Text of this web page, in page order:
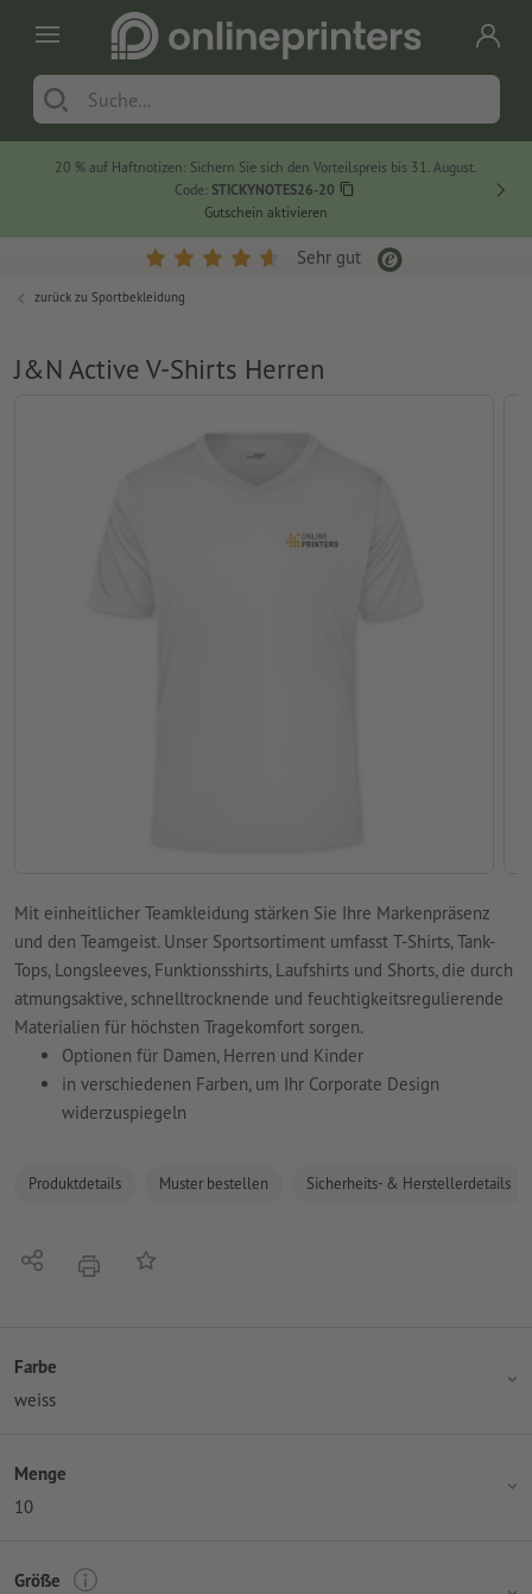
20 % auf Haftnotizen: Sichern Sie sich den Vorteilspreis bis 31. August.
Code: STICKYNOTES26-20
Gutschein aktivieren
Sehr gut
zurück zu Sportbekleidung
J&N Active V-Shirts Herren
Mit einheitlicher Teamkleidung stärken Sie Ihre Markenpräsenz
und den Teamgeist. Unser Sportsortiment umfasst T-Shirts, Tank-
Tops, Longsleeves, Funktionsshirts, Laufshirts und Shorts, die durch
atmungsaktive, schnelltrocknende und feuchtigkeitsregulierende
Materialien für höchsten Tragekomfort sorgen.
Optionen für Damen, Herren und Kinder
in verschiedenen Farben, um Ihr Corporate Design
widerzuspiegeln
Produktdetails Muster bestellen Sicherheits- & Herstellerdetails
Teilen DruckenAuf die Merkliste
Farbe
weiss
Menge
10
Größe